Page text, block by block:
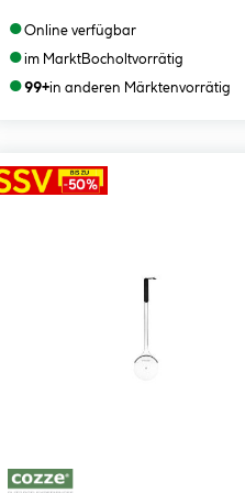
●Online verfügbar
●im MarktBocholtvorrätig
●99+in anderen Märktenvorrätig